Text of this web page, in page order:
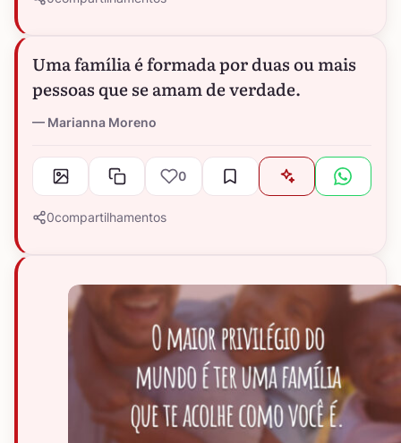
Uma família é formada por duas ou mais
pessoas que se amam de verdade.
Marianna Moreno
0
0compartilhamentos